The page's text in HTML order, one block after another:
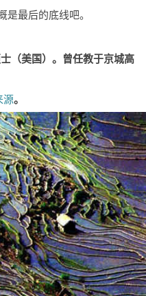
是最后的底线吧。
（美国）。曾任教于京城高
源。